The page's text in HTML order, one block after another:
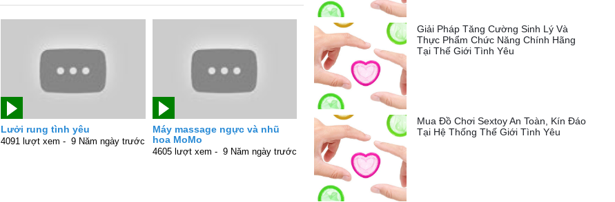
Lưởi rung tình yêu
4091 lượt xem - 9 Năm ngày trước
Máy massage ngực và nhũ
hoa MoMo
4605 lượt xem -9 Năm ngày trước
Giải Pháp Tăng Cường Sinh Lý Và
Thực Phẩm Chức Năng Chính Hãng
Tại Thế Giới Tình Yêu
Mua Đồ Chơi Sextoy An Toàn, Kín Đáo
Tại Hệ Thống Thế Giới Tình Yêu